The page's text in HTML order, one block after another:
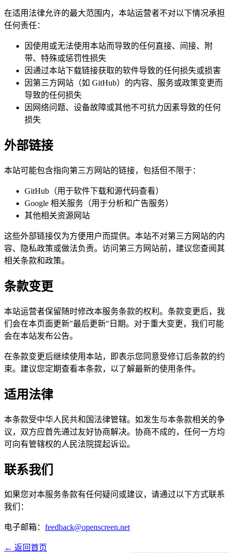
在适用法律允许的最大范围内，本站运营者不对以下情况承担
任何责任：
因使用或无法使用本站而导致的任何直接、间接、附
带、特殊或惩罚性损失
因通过本站下载链接获取的软件导致的任何损失或损害
因第三方网站（如 GitHub）的内容、服务或政策变更而
导致的任何损失
因网络问题、设备故障或其他不可抗力因素导致的任何
损失
外部链接
本站可能包含指向第三方网站的链接，包括但不限于：
GitHub（用于软件下载和源代码查看）
Google 相关服务（用于分析和广告服务）
其他相关资源网站
这些外部链接仅为方便用户而提供。本站不对第三方网站的内
容、隐私政策或做法负责。访问第三方网站前，建议您查阅其
相关条款和政策。
条款变更
本站运营者保留随时修改本服务条款的权利。条款变更后，我
们会在本页面更新"最后更新"日期。对于重大变更，我们可能
会在本站发布公告。
在条款变更后继续使用本站，即表示您同意受修订后条款的约
束。建议您定期查看本条款，以了解最新的使用条件。
适用法律
本条款受中华人民共和国法律管辖。如发生与本条款相关的争
议，双方应首先通过友好协商解决。协商不成的，任何一方均
可向有管辖权的人民法院提起诉讼。
联系我们
如果您对本服务条款有任何疑问或建议，请通过以下方式联系
我们：
电子邮箱： feedback@openscreen.net
← 返回首页